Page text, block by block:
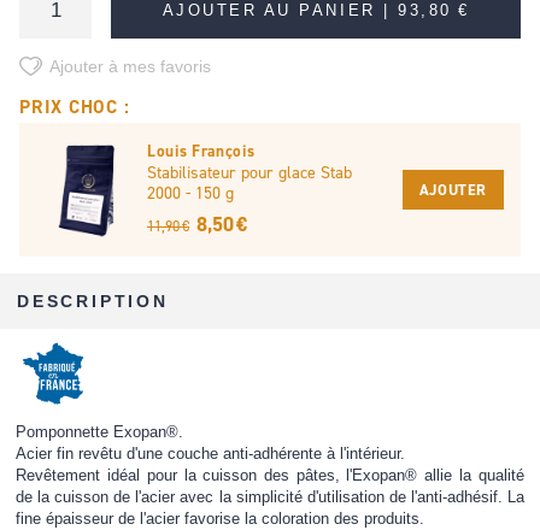
AJOUTER AU PANIER |93,80 €
Ajouter à mes favoris
PRIX CHOC :
Louis François
Stabilisateur pour glace Stab
2000 - 150 g
11,90 € 8,50 €
AJOUTER
DESCRIPTION
Pomponnette Exopan®.
Acier fin revêtu d'une couche anti-adhérente à l'intérieur.
Revêtement idéal pour la cuisson des pâtes, l'Exopan® allie la qualité
de la cuisson de l'acier avec la simplicité d'utilisation de l'anti-adhésif. La
fine épaisseur de l'acier favorise la coloration des produits.